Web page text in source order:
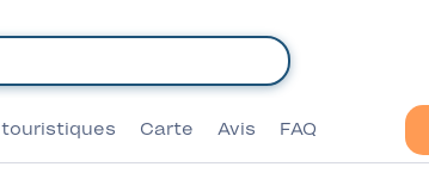
Carte Avis FAQ